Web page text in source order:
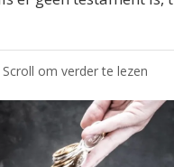
Scroll om verder te lezen